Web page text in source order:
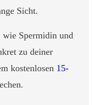
Sicht.
wie Spermidin und
zu deiner
kostenlosen 15-